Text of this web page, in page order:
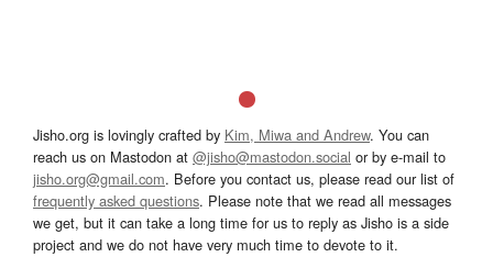
Jisho.org is lovingly crafted by Kim, Miwa and Andrew. You can
reach us on Mastodon at @jisho@mastodon.social or by e-mail to
jisho.org@gmail.com. Before you contact us, please read our list of
frequently asked questions. Please note that we read all messages
we get, but it can take a long time for us to reply as Jisho is a side
project and we do not have very much time to devote to it.